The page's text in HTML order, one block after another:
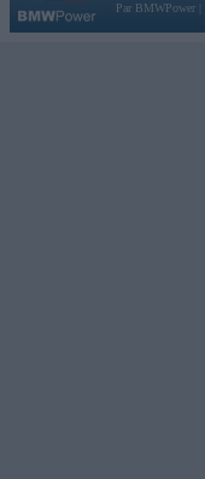
Par BMWPower